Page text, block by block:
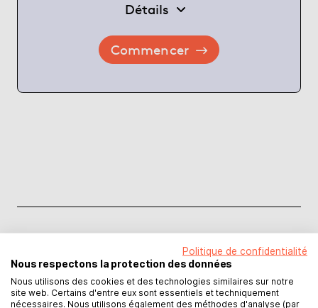
Détails
Commencer
Le prix de votre livre
Politique de confidentialité
Nous respectons la protection des données
Nous utilisons des cookies et des technologies similaires sur notre
site web. Certains d'entre eux sont essentiels et techniquement
nécessaires. Nous utilisons également des méthodes d'analyse (par